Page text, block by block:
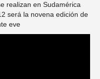
realizan en Sudamérica
será la novena edición de
eve